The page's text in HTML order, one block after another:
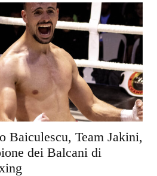
Baiculescu, Team Jakini,
dei Balcani di